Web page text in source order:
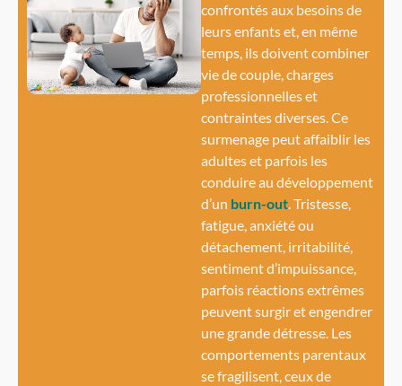
confrontés aux besoins de
leurs enfants et, en même
temps, ils doivent combiner
vie de couple, charges
professionnelles et
contraintes diverses. Ce
surmenage peut affaiblir les
adultes et parfois les
conduire au développement
d’un burn-out. Tristesse,
fatigue, anxiété ou
détachement, irritabilité,
sentiment d’impuissance,
parfois réactions extrêmes
peuvent surgir et engendrer
une grande détresse. Les
comportements parentaux
se fragilisent, ceux de